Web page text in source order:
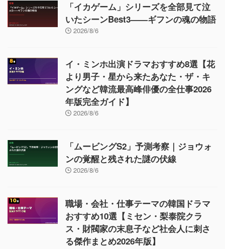
「イカゲーム」シリーズを全部見て泣
いたシーンBest3——ギフンの魂の物語
2026/8/6
イ・ミンホ出演ドラマおすすめ8選【花
より男子・星から来たあなた・ザ・キ
ングなど韓流最高峰俳優の全仕事2026
年版完全ガイド】
2026/8/6
「ムービングS2」予測考察｜ジョウォ
ンの覚醒と残された謎の伏線
2026/8/6
職場・会社・仕事テーマの韓国ドラマ
おすすめ10選【ミセン・梨泰院クラ
ス・財閥家の末息子など社会人に刺さ
る傑作まとめ2026年版】